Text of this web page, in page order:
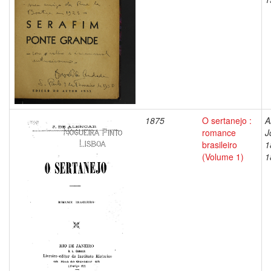
1875
O sertanejo :
romance
brasileiro
(Volume 1)